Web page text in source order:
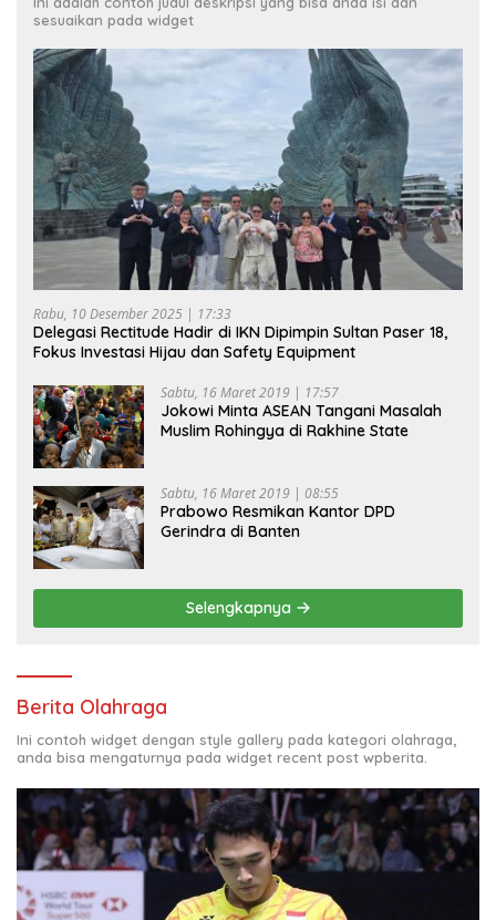
sesuaikan pada widget
Rabu, 10 Desember 2025 | 17:33
Delegasi Rectitude Hadir di IKN Dipimpin Sultan Paser 18,
Fokus Investasi Hijau dan Safety Equipment
Sabtu, 16 Maret 2019 | 17:57
Jokowi Minta ASEAN Tangani Masalah
Muslim Rohingya di Rakhine State
Sabtu, 16 Maret 2019 | 08:55
Prabowo Resmikan Kantor DPD
Gerindra di Banten
Selengkapnya
Berita Olahraga
Ini contoh widget dengan style gallery pada kategori olahraga,
anda bisa mengaturnya pada widget recent post wpberita.